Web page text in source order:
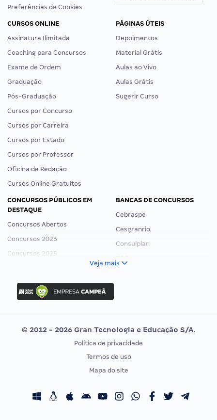
Preferências de Cookies
CURSOS ONLINE
Assinatura Ilimitada
Coaching para Concursos
Exame de Ordem
Graduação
Pós-Graduação
Cursos por Concurso
Cursos por Carreira
Cursos por Estado
Cursos por Professor
Oficina de Redação
Cursos Online Gratuitos
PÁGINAS ÚTEIS
Depoimentos
Material Grátis
Aulas ao Vivo
Aulas Grátis
Sugerir Curso
CONCURSOS PÚBLICOS EM
DESTAQUE
Concursos Abertos
Concursos 2026
Concursos 2025
Concurso Ibama
Concurso MPU
Editais publicados
BANCAS DE CONCURSOS
Cebraspe
Cesgranrio
Consulplan
Vunesp
CONCURSOS POR PROFISSÃO
Concursos Fiscais
EXAME DE ORDEM
Calendário OAB
Veja mais
© 2012 - 2026 Gran Tecnologia e Educação S/A.
Política de privacidade
Termos de uso
Mapa do site